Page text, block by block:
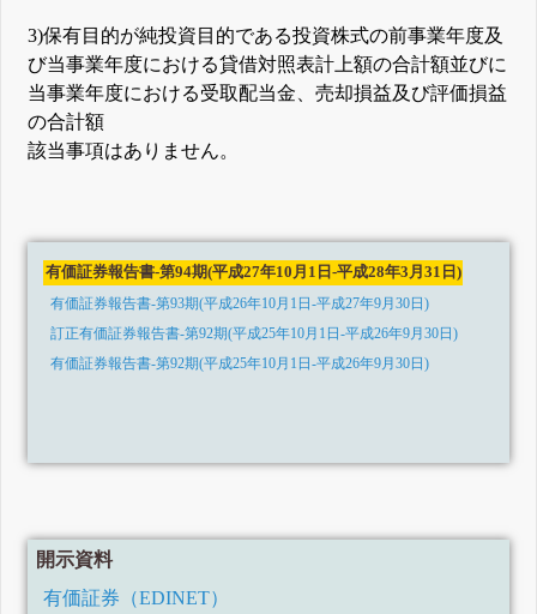
3)保有目的が純投資目的である投資株式の前事業年度及
び当事業年度における貸借対照表計上額の合計額並びに
当事業年度における受取配当金、売却損益及び評価損益
の合計額
該当事項はありません。
有価証券報告書-第94期(平成27年10月1日-平成28年3月31日)
有価証券報告書-第93期(平成26年10月1日-平成27年9月30日)
訂正有価証券報告書-第92期(平成25年10月1日-平成26年9月30日)
有価証券報告書-第92期(平成25年10月1日-平成26年9月30日)
開示資料
有価証券（EDINET）